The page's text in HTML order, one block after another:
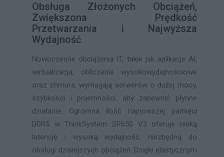
Obsługa Złożonych Obciążeń,
Zwiększona Prędkość
Przetwarzania i Najwyższa
Wydajność
Nowoczesne obciążenia IT, takie jak aplikacje AI,
wirtualizacja, obliczenia wysokowydajnościowe
oraz chmura, wymagają serwerów o dużej mocy,
szybkości i pojemności, aby zapewnić płynne
działanie. Ogromna ilość najnowszej pamięci
DDR5 w ThinkSystem SR650 V3 oferuje niską
latencję i wysoką wydajność, niezbędną do
obsługi dzisiejszych obciążeń. Dzięki elastycznym